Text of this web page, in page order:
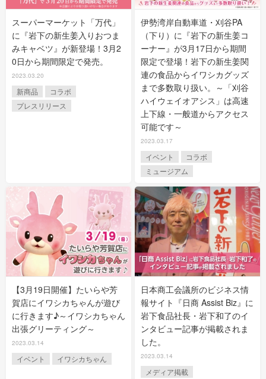
スーパーマーケット「万代」
に『岩下の新生姜入りおつま
みキャベツ』が新登場！3月2
0日から期間限定で発売。
2023.03.20
新商品
コラボ
プレスリリース
伊勢湾岸自動車道・刈谷PA
（下り）に『岩下の新生姜コ
ーナー』が3月17日から期間
限定で登場！岩下の新生姜関
連の食品からイワシカグッズ
まで多数取り扱い。～「刈谷
ハイウェイオアシス」は高速
上下線・一般道からアクセス
可能です～
2023.03.17
イベント
コラボ
ミュージアム
【3月19日開催】たいらや芳
賀店にイワシカちゃんが遊び
に行きます♪～イワシカちゃん
出張グリーティング～
2023.03.14
イベント イワシカちゃん
日本商工会議所のビジネス情
報サイト『日商 Assist Biz』に
岩下食品社長・岩下和了のイ
ンタビュー記事が掲載されま
した。
2023.03.14
メディア掲載